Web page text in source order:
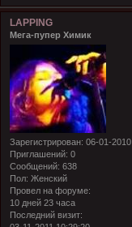
LAPPING
Мега-пупер Химик
Зарегистрирован: 06-01-2010
Приглашений: 0
Сообщений: 638
Пол: Женский
Провел на форуме:
10 дней 23 часа
Последний визит: